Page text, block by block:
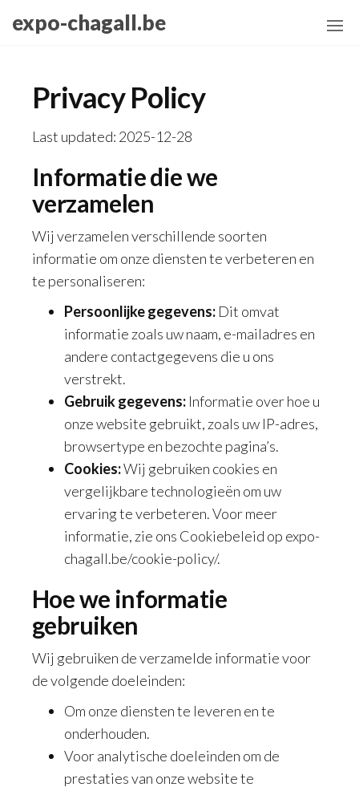
expo-chagall.be
Privacy Policy
Last updated: 2025-12-28
Informatie die we
verzamelen
Wij verzamelen verschillende soorten
informatie om onze diensten te verbeteren en
te personaliseren:
Persoonlijke gegevens: Dit omvat
informatie zoals uw naam, e-mailadres en
andere contactgegevens die u ons
verstrekt.
Gebruik gegevens: Informatie over hoe u
onze website gebruikt, zoals uw IP-adres,
browsertype en bezochte pagina’s.
Cookies:Wij gebruiken cookies en
vergelijkbare technologieën om uw
ervaring te verbeteren. Voor meer
informatie, zie ons Cookiebeleid op expo-
chagall.be/cookie-policy/.
Hoe we informatie
gebruiken
Wij gebruiken de verzamelde informatie voor
de volgende doeleinden:
Om onze diensten te leveren en te
onderhouden.
Voor analytische doeleinden om de
prestaties van onze website te